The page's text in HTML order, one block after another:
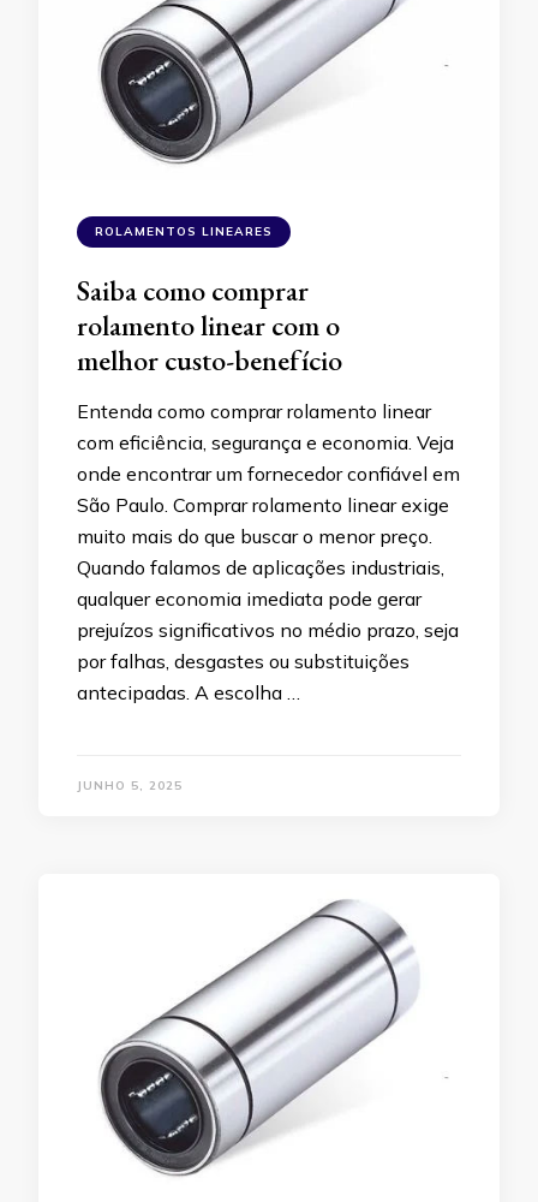
ROLAMENTOS LINEARES
Saiba como comprar
rolamento linear com o
melhor custo-benefício
Entenda como comprar rolamento linear
com eficiência, segurança e economia. Veja
onde encontrar um fornecedor confiável em
São Paulo. Comprar rolamento linear exige
muito mais do que buscar o menor preço.
Quando falamos de aplicações industriais,
qualquer economia imediata pode gerar
prejuízos significativos no médio prazo, seja
por falhas, desgastes ou substituições
antecipadas. A escolha …
JUNHO 5, 2025